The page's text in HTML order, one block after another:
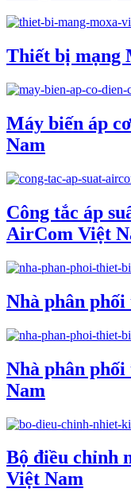
Thiết bị mạng
Máy biến áp
Nam
Công tắc áp
AirCom Việt
Nhà phân
Nhà phân
Nam
Bộ điều chỉnh
Việt Nam